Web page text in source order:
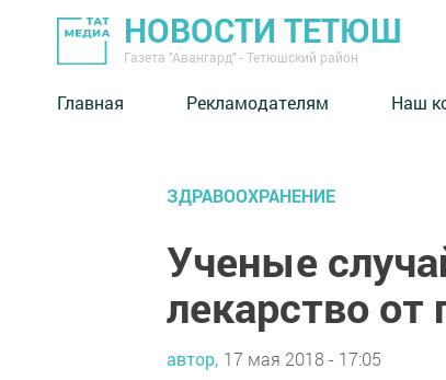
НОВОСТИ ТЕТЮШ
Газета "Авангард" - Тетюшский район
Главная Рекламодателям Наш
ЗДРАВООХРАНЕНИЕ
Ученые
лекарство от
автор, 17 мая 2018 - 17:05